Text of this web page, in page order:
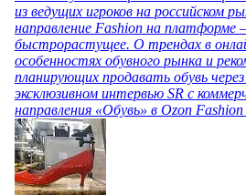
из ведущих игроков на российском
направление Fashion на платформе
быстрорастущее. О трендах в
особенностях обувного рынка и
планирующих продавать обувь
эксклюзивном интервью SR с
направления «Обувь» в Ozon